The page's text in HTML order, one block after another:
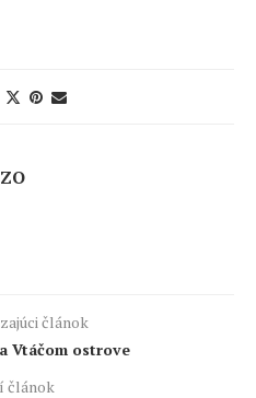
článok
Vtáčom ostrove
článok